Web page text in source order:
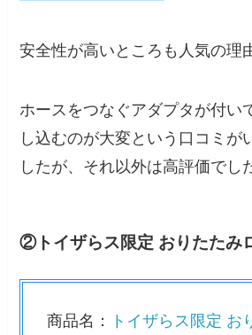
安全性が高いところも人気の理
ホースをつなぐアダプタが付い
し込むのが大変という口コミが
したが、それ以外は高評価でし
②トイザらス限定 おりたたみ
商品名：
トイザらス限定 お